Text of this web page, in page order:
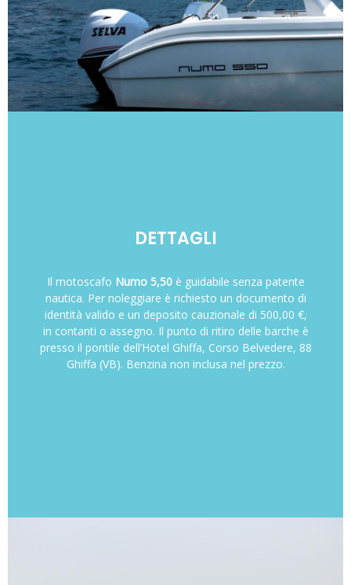
DETTAGLI
Il motoscafo Numo 5,50è guidabile senza patente
nautica. Per noleggiare è richiesto un documento di
identità valido e un deposito cauzionale di 500,00 €,
in contanti o assegno. Il punto di ritiro delle barche è
presso il pontile dell’Hotel Ghiffa, Corso Belvedere, 88
Ghiffa (VB). Benzina non inclusa nel prezzo.